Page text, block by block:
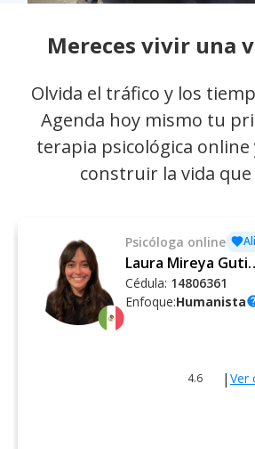
Mereces vivir una
Olvida el tráfico y los
Agenda hoy mismo tu
terapia psicológica online
construir la vida que
Psicóloga online
Laura
Cédula: 14806361
Enfoque:Humanista
4.6 | Ver